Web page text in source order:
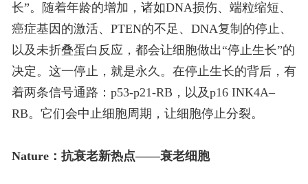
长”。随着年龄的增加，诸如DNA损伤、端粒缩短、
癌症基因的激活、PTEN的不足、DNA复制的停止、
以及未折叠蛋白反应，都会让细胞做出“停止生长”的
决定。这一停止，就是永久。在停止生长的背后，有
着两条信号通路：p53-p21-RB，以及p16 INK4A–
RB。它们会中止细胞周期，让细胞停止分裂。
Nature：抗衰老新热点——衰老细胞